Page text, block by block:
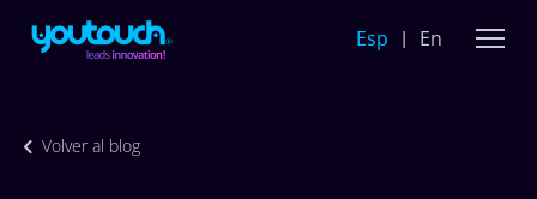
Esp En
Volver al blog